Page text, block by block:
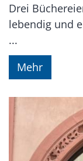
Drei
lebendig und
...
Mehr